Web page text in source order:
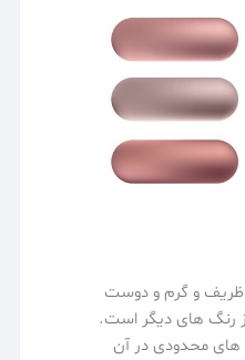
ظریف و گرم و دوست
رنگ های دیگر است.
های محدودی در آن